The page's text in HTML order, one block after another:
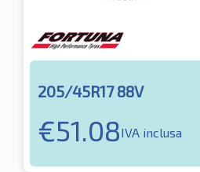
205/45R17 88V
€51.08IVA inclusa